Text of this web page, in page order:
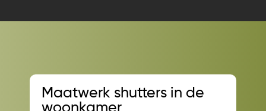
Maatwerk shutters in de
woonkamer